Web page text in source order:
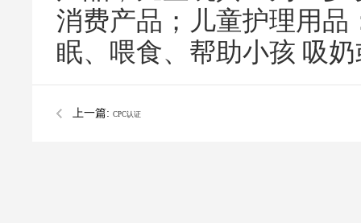
消费产品；儿童护理用品
眠、喂食、帮助小孩 吸
上一篇: CPC认证